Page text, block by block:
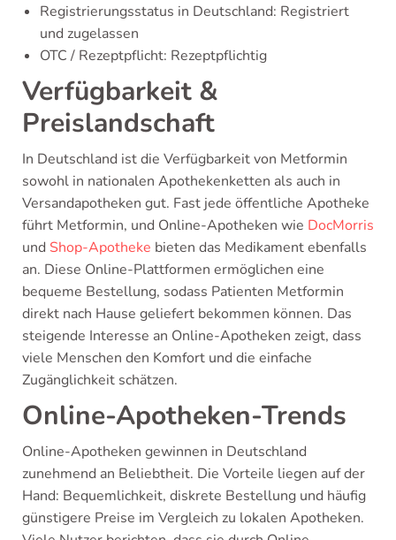
Registrierungsstatus in Deutschland: Registriert
und zugelassen
OTC / Rezeptpflicht: Rezeptpflichtig
Verfügbarkeit &
Preislandschaft
In Deutschland ist die Verfügbarkeit von Metformin
sowohl in nationalen Apothekenketten als auch in
Versandapotheken gut. Fast jede öffentliche Apotheke
führt Metformin, und Online-Apotheken wie DocMorris
und Shop-Apotheke bieten das Medikament ebenfalls
an. Diese Online-Plattformen ermöglichen eine
bequeme Bestellung, sodass Patienten Metformin
direkt nach Hause geliefert bekommen können. Das
steigende Interesse an Online-Apotheken zeigt, dass
viele Menschen den Komfort und die einfache
Zugänglichkeit schätzen.
Online-Apotheken-Trends
Online-Apotheken gewinnen in Deutschland
zunehmend an Beliebtheit. Die Vorteile liegen auf der
Hand: Bequemlichkeit, diskrete Bestellung und häufig
günstigere Preise im Vergleich zu lokalen Apotheken.